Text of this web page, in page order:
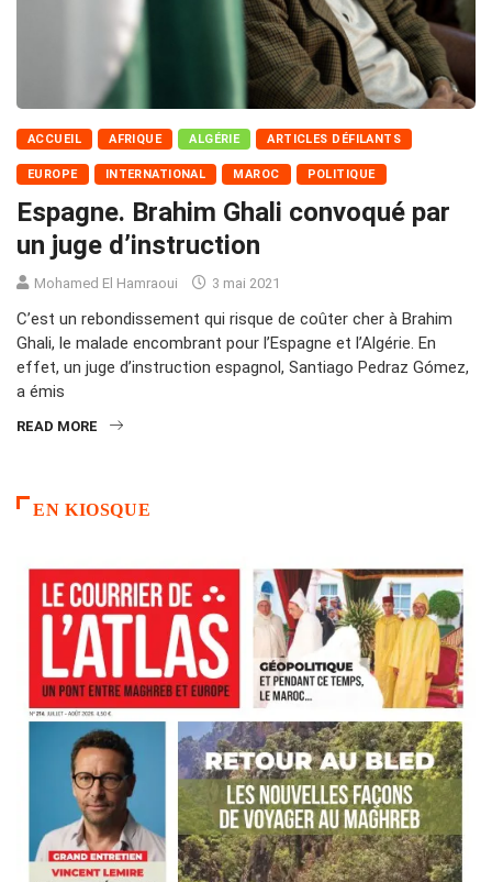
ACCUEIL AFRIQUE ALGÉRIE ARTICLES DÉFILANTS
EUROPE INTERNATIONAL MAROC POLITIQUE
Espagne. Brahim Ghali convoqué par
un juge d’instruction
Mohamed El Hamraoui 3 mai 2021
C’est un rebondissement qui risque de coûter cher à Brahim
Ghali, le malade encombrant pour l’Espagne et l’Algérie. En
effet, un juge d’instruction espagnol, Santiago Pedraz Gómez,
a émis
READ MORE
EN KIOSQUE